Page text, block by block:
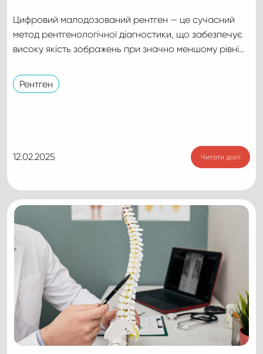
Цифровий малодозований рентген — це сучасний
метод рентгенологічної діагностики, що забезпечує
високу якість зображень при значно меншому рівні…
Рентген
12.02.2025 Читати далі